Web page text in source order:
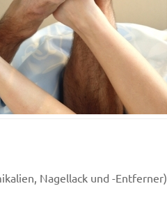
Nagellack und -Entferner)